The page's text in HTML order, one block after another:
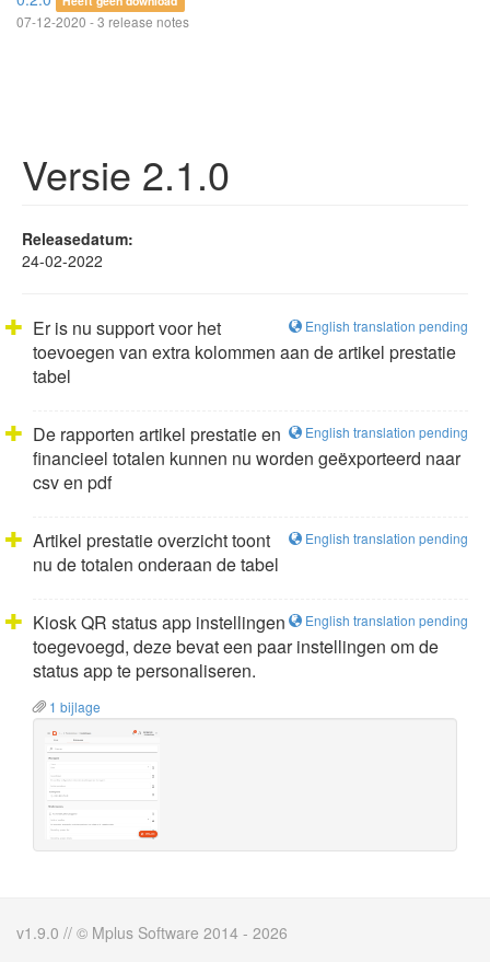
07-12-2020 - 3 release notes
Versie 2.1.0
Releasedatum:
24-02-2022
English translation pending
Er is nu support voor het
toevoegen van extra kolommen aan de artikel prestatie
tabel
English translation pending
De rapporten artikel prestatie en
financieel totalen kunnen nu worden geëxporteerd naar
csv en pdf
English translation pending
Artikel prestatie overzicht toont
nu de totalen onderaan de tabel
English translation pending
Kiosk QR status app instellingen
toegevoegd, deze bevat een paar instellingen om de
status app te personaliseren.
1 bijlage
v1.9.0 // © Mplus Software 2014 - 2026